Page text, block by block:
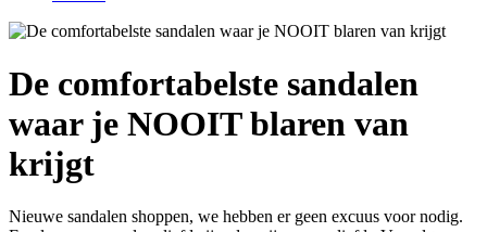
De comfortabelste sandalen
waar je NOOIT blaren van
krijgt
Nieuwe sandalen shoppen, we hebben er geen excuus voor nodig.